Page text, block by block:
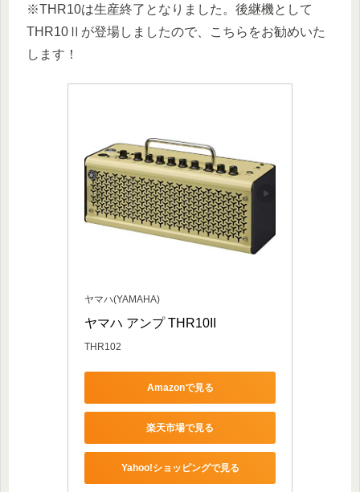
※THR10は生産終了となりました。後継機として
THR10Ⅱが登場しましたので、こちらをお勧めいた
します！
ヤマハ(YAMAHA)
ヤマハ アンプ THR10II
THR102
Amazonで見る
楽天市場で見る
Yahoo!ショッピングで見る